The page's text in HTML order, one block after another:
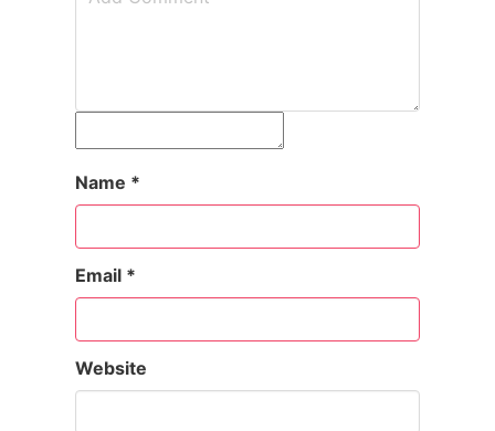
Name *
Email *
Website